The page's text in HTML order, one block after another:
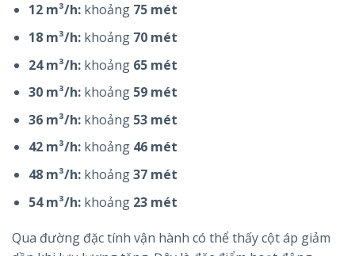
12 m³/h:khoảng 75 mét
18 m³/h:khoảng 70 mét
24 m³/h:khoảng 65 mét
30 m³/h:khoảng 59 mét
36 m³/h:khoảng 53 mét
42 m³/h:khoảng 46 mét
48 m³/h:khoảng37 mét
54 m³/h:khoảng 23 mét
Qua đường đặc tính vận hành có thể thấy cột áp giảm